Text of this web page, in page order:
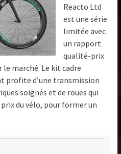
Reacto Ltd
est une série
limitée avec
un rapport
qualité-prix
le marché. Le kit cadre
profite d’une transmission
soignés et de roues qui
du vélo, pour former un